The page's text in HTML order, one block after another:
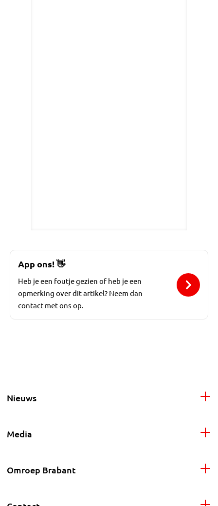
App ons!👋
Heb je een foutje gezien of heb je een
opmerking over dit artikel? Neem dan
contact met ons op.
Nieuws
Media
Omroep Brabant